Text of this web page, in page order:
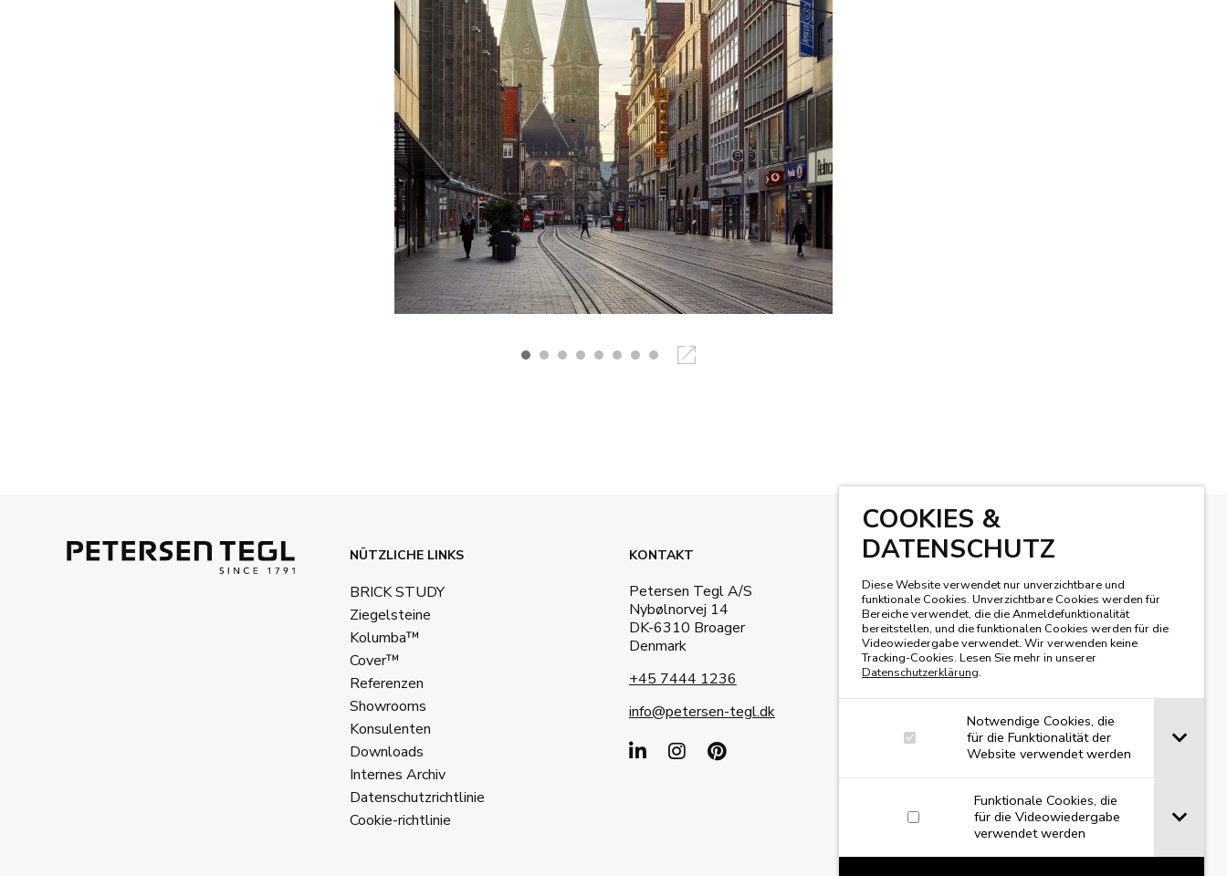
COOKIES &
DATENSCHUTZ
Diese Website verwendet nur unverzichtbare und
funktionale Cookies. Unverzichtbare Cookies werden für
Bereiche verwendet, die die Anmeldefunktionalität
bereitstellen, und die funktionalen Cookies werden für die
Videowiedergabe verwendet. Wir verwenden keine
Tracking-Cookies. Lesen Sie mehr in unserer
Datenschutzerklärung.
Notwendige Cookies, die
für die Funktionalität der
Website verwendet werden
Funktionale Cookies, die
für die Videowiedergabe
verwendet werden
NÜTZLICHE LINKS
BRICK STUDY
Ziegelsteine
Kolumba™
Cover™
Referenzen
Showrooms
Konsulenten
Downloads
Internes Archiv
Datenschutzrichtlinie
Cookie-richtlinie
KONTAKT
Petersen Tegl A/S
Nybølnorvej 14
DK-6310 Broager
Denmark
+45 7444 1236
info@petersen-tegl.dk
UNSER MAGAZIN LESEN